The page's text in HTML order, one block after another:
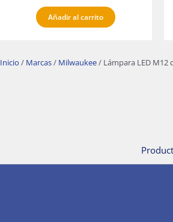
Añadir al carrito
Inicio / Marcas/ Milwaukee/ Lámpara LED M12